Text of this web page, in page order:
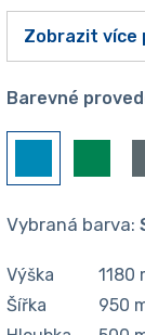
Zobrazit více
Barevné
Vybraná barva:
Výška 1180
Šířka
950